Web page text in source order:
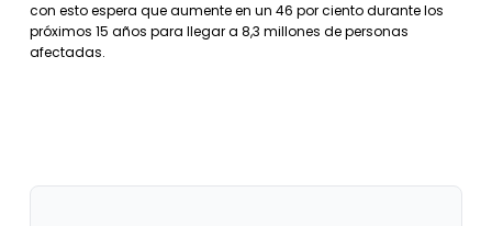
con esto espera que aumente en un 46 por ciento durante los
próximos 15 años para llegar a 8,3 millones de personas
afectadas.